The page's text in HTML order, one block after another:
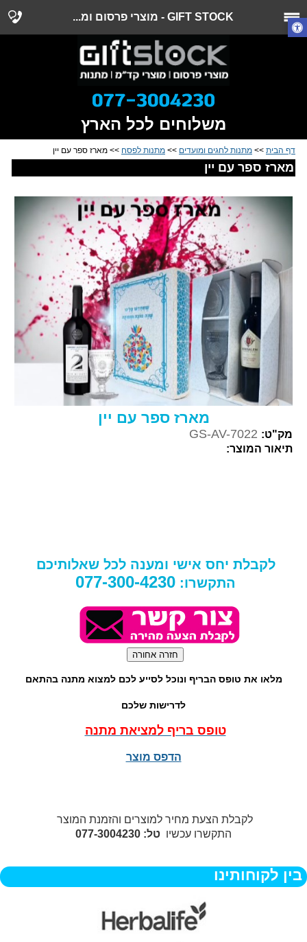
GIFT STOCK - מוצרי פרסום ומ...
משלוחים לכל הארץ
דף הבית >> מתנות לחגים ומועדים >> מתנות לפסח >> מארז ספר עם יין
מארז ספר עם יין
מארז ספר עם יין
מק"ט: GS-AV-7022
תיאור המוצר:
לקבלת יחס אישי ומענה לכל שאלותיכם
התקשרו: 077-300-4230
מלאו את טופס הבריף ונוכל לסייע לכם למצוא מתנה בהתאם
לדרישות שלכם
טופס בריף למציאת מתנה
הדפס מוצר
לקבלת הצעת מחיר למוצרים והזמנת המוצר
התקשרו עכשיו טל: 077-3004230
בין לקוחותינו